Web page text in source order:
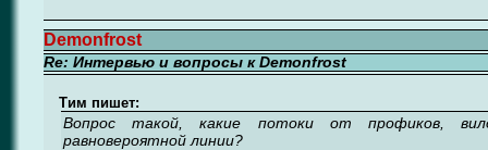
Demonfrost
Re: Интервью и вопросы к Demonfrost
Тим пишет:
Вопрос такой, какие потоки от профиков,
равновероятной линии?